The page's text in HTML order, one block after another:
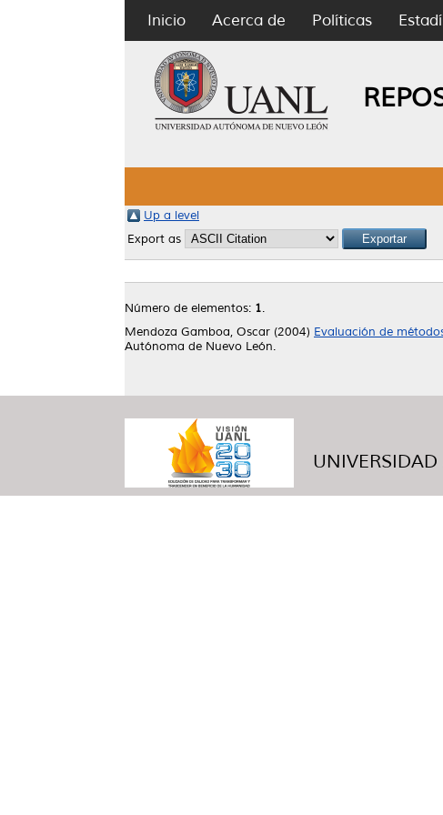
Inicio Acerca de Políticas
Up a level
Export as
Número de elementos: 1.
Mendoza Gamboa, Oscar (2004) Evaluación de
Autónoma de Nuevo León.